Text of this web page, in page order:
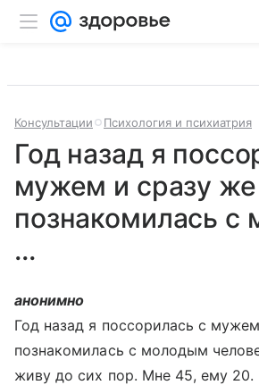
Консультации Психология и психиатрия
Год назад я
мужем и сразу же
познакомилась с
...
анонимно
Год назад я поссорилась с
познакомилась с молодым
живу до сих пор. Мне 45, ему 20.